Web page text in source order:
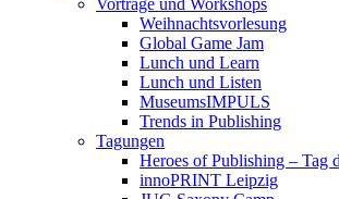
Weihnachtsvorlesung
Global Game Jam
Lunch und Learn
Lunch und Listen
MuseumsIMPULS
Trends in Publishing
Tagungen
Heroes of Publishing – Tag
innoPRINT Leipzig